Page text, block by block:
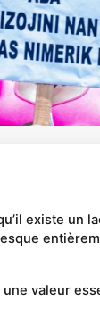
existe un
une valeur